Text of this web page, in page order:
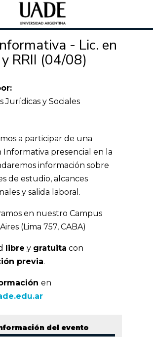
- Lic. en
RRII (04/08)
Jurídicas y Sociales
del evento
a participar de una
Informativa presencial en la
información sobre
de estudio, alcances
y salida laboral.
en nuestro Campus
(Lima 757, CABA)
libre y gratuita con
previa.
en